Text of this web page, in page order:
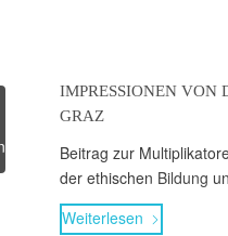
IMPRES­SIONEN VON
GRAZ
Beitrag zur
der ethi­schen Bildung
Weiter­lesen